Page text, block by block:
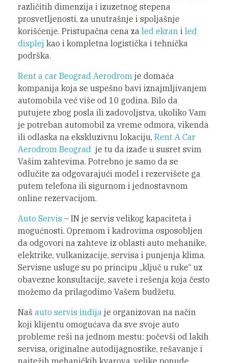
različitih dimenzija i izuzetnog stepena
prosvetljenosti, za unutrašnje i spoljašnje
korišćenje. Pristupačna cena za led ekran i led
displej kao i kompletna logistička i tehnička
podrška.
Rent a car Beograd Aerodrom je domaća
kompanija koja se uspešno bavi iznajmljivanjem
automobila već više od 10 godina. Bilo da
putujete zbog posla ili zadovoljstva, ukoliko Vam
je potreban automobil za vreme odmora, vikenda
ili odlaska na ekskluzivnu lokaciju, Rent A Car
Aerodrom Beograd je tu da izađe u susret svim
Vašim zahtevima. Potrebno je samo da se
odlučite za odgovarajući model i rezervišete ga
putem telefona ili sigurnom i jednostavnom
online rezervacijom.
Auto Servis – IN je servis velikog kapaciteta i
mogućnosti. Opremom i kadrovima osposobljen
da odgovori na zahteve iz oblasti auto mehanike,
elektrike, vulkanizacije, servisa i punjenja klima.
Servisne usluge su po principu „ključ u ruke“ uz
obavezne konsultacije, savete i rešenja koja često
možemo da prilagodimo Vašem budžetu.
Naš auto servis inđija je organizovan na način
koji klijentu omogućava da sve svoje auto
probleme reši na jednom mestu: počevši od lakih
servisa, originalne autodijagnostike, rešavanje i
najtežih mehaničkih kvarova, velike ponude